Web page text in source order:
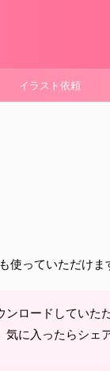
イラスト依頼
っていただけま
ロードしていた
気に入ったらシェ